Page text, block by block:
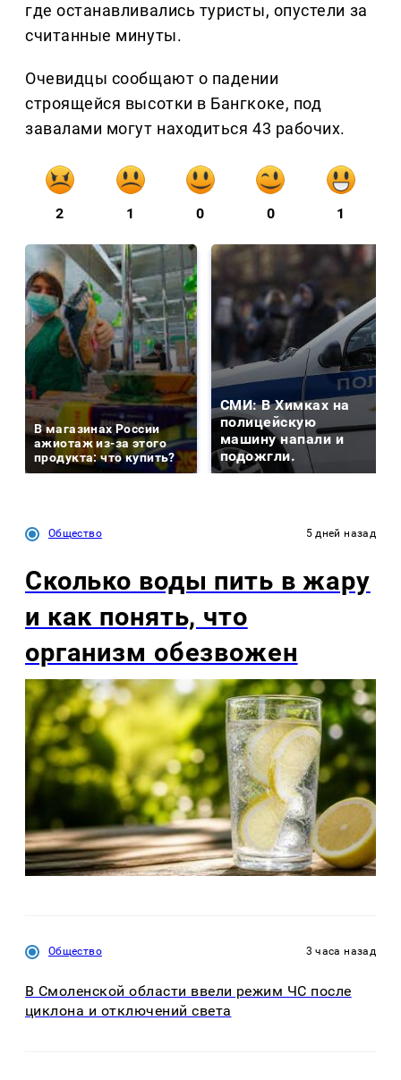
где останавливались туристы, опустели за
считанные минуты.
Очевидцы сообщают о падении
строящейся высотки в Бангкоке, под
завалами могут находиться 43 рабочих.
2 1 0 0 1
В магазинах России
ажиотаж из-за этого
продукта: что купить?
СМИ: В Химках на
полицейскую
машину напали и
подожгли.
Общество 5 дней назад
Сколько воды пить в жару
и как понять, что
организм обезвожен
Общество 3 часа назад
В Смоленской области ввели режим ЧС после
циклона и отключений света